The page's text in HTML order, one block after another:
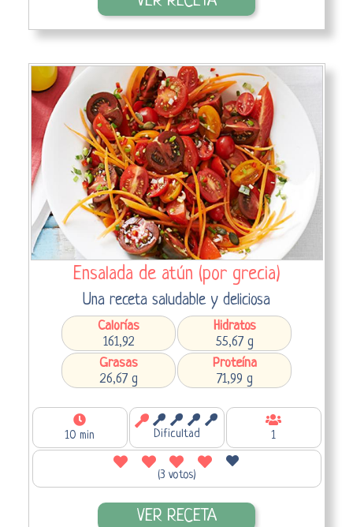
Ensalada de atún (por grecia)
Una receta saludable y deliciosa
Calorías
161,92
Hidratos
55,67 g
Grasas
26,67 g
Proteína
71,99 g
10 min Dificultad 1
(3 votos)
VER RECETA